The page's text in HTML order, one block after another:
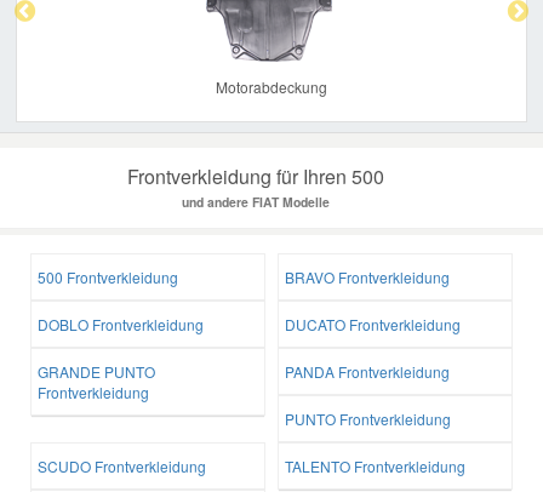
Motorabdeckung
Frontverkleidung für Ihren 500
und andere FIAT Modelle
500 Frontverkleidung BRAVO Frontverkleidung
DOBLO Frontverkleidung DUCATO Frontverkleidung
GRANDE PUNTO
Frontverkleidung
PANDA Frontverkleidung
PUNTO Frontverkleidung
SCUDO Frontverkleidung TALENTO Frontverkleidung